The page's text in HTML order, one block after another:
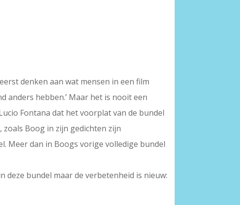
denken aan wat mensen in een film
anders hebben.’ Maar het is nooit een
Fontana dat het voorplat van de bundel
Boog in zijn gedichten zijn
Meer dan in Boogs vorige volledige bundel
bundel maar de verbetenheid is nieuw: